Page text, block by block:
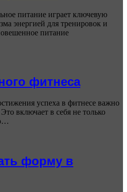
питание играет ключевую
энергией для тренировок и
питание
фитнеса
успеха в фитнесе важно
включает в себя не только
форму в